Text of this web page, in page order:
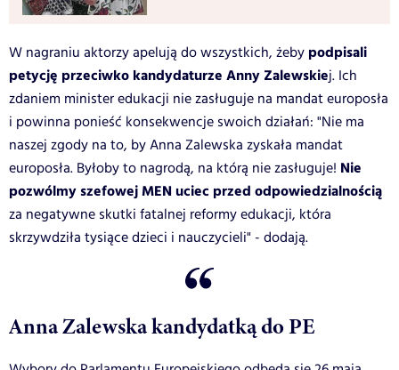
W nagraniu aktorzy apelują do wszystkich, żeby podpisali
petycję przeciwko kandydaturze Anny Zalewskiej. Ich
zdaniem minister edukacji nie zasługuje na mandat europosła
i powinna ponieść konsekwencje swoich działań: "Nie ma
naszej zgody na to, by Anna Zalewska zyskała mandat
europosła. Byłoby to nagrodą, na którą nie zasługuje! Nie
pozwólmy szefowej MEN uciec przed odpowiedzialnością
za negatywne skutki fatalnej reformy edukacji, która
skrzywdziła tysiące dzieci i nauczycieli" - dodają.
Anna Zalewska kandydatką do PE